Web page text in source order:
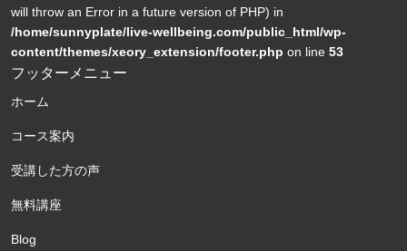
will throw an Error in a future version of PHP) in
/home/sunnyplate/live-wellbeing.com/public_html/wp-
content/themes/xeory_extension/footer.php on line 53
フッターメニュー
ホーム
コース案内
受講した方の声
無料講座
Blog